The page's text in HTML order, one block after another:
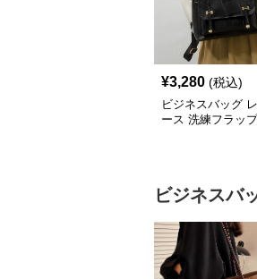
¥3,280 (税込)
ビジネスバッグ
ース 洗練フラッ
ビジネスバ